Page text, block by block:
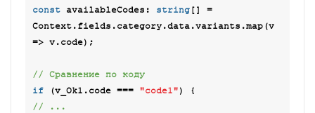
const availableCodes: string[] =
Context.fields.category.data.variants.map(v
=> v.code);
// Сравнение по коду
if (v_Ok1.code === "code1"
// ...